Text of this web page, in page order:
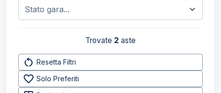
Trovate 2 aste
restart_alt Resetta Filtri
favorite_border Solo Preferiti